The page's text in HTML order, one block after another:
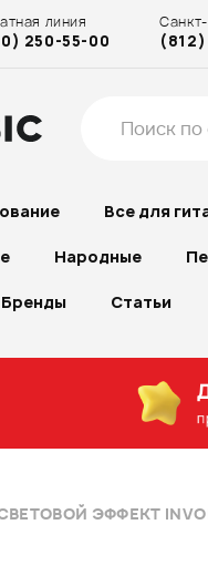
линия
250-55-00
Все для
Народные
Бренды Статьи
ЭФФЕКТ